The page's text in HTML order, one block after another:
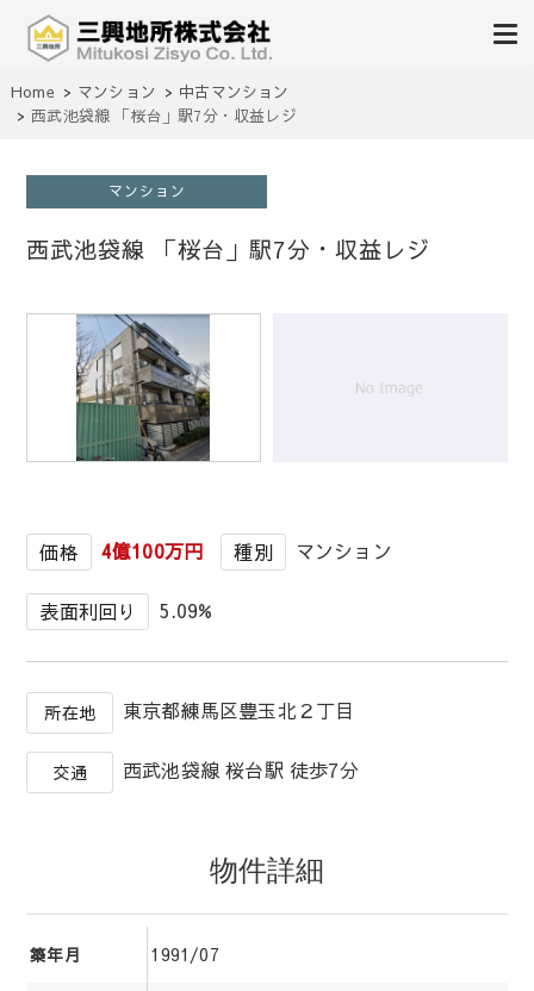
三興地所株式会社
Home マンション
中古マンション
西武池袋線 「桜台」駅7分・収益レジ
マンション
西武池袋線 「桜台」駅7分・収益レジ
1/
価格 4億100万円 種別 マンション
表面利回り 5.09%
所在地 東京都練馬区豊玉北２丁目
交通 西武池袋線 桜台駅 徒歩7分
物件詳細
築年月 1991/07